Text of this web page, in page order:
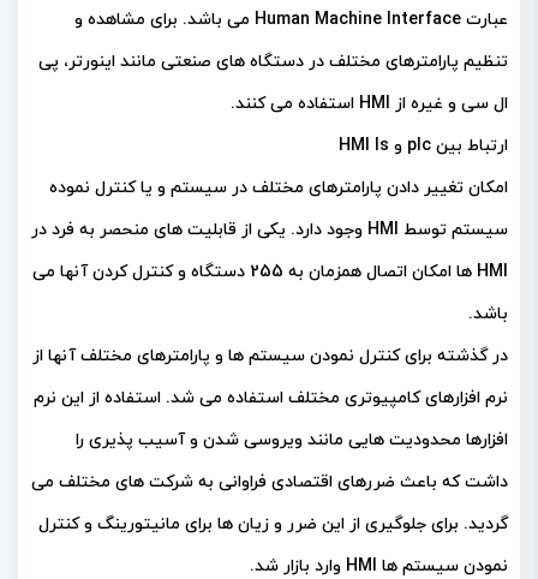
عبارت Human Machine Interface می باشد. برای مشاهده و
تنظیم پارامترهای مختلف در دستگاه های صنعتی مانند اینورتر، پی
ال سی و غیره از HMI استفاده می کنند.
ارتباط بین plc و HMI ls
امکان تغییر دادن پارامترهای مختلف در سیستم و یا کنترل نموده
سیستم توسط HMI وجود دارد. یکی از قابلیت های منحصر به فرد در
HMI ها امکان اتصال همزمان به 255 دستگاه و کنترل کردن آنها می
باشد.
در گذشته برای کنترل نمودن سیستم ها و پارامترهای مختلف آنها از
نرم افزارهای کامپیوتری مختلف استفاده می شد. استفاده از این نرم
افزارها محدودیت هایی مانند ویروسی شدن و آسیب پذیری را
داشت که باعث ضررهای اقتصادی فراوانی به شرکت های مختلف می
گردید. برای جلوگیری از این ضرر و زیان ها برای مانیتورینگ و کنترل
نمودن سیستم ها HMI وارد بازار شد.